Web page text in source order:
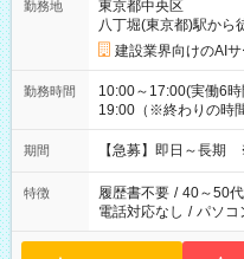
勤務地
東京都中央区
八丁堀(東京都)駅から
建設業界向けのAI
勤務時間
10:00～17:00(実働6
19:00（※終わりの時
期間 【急募】即日～長期
特徴 履歴書不要 / 40～50
電話対応なし / パソコ